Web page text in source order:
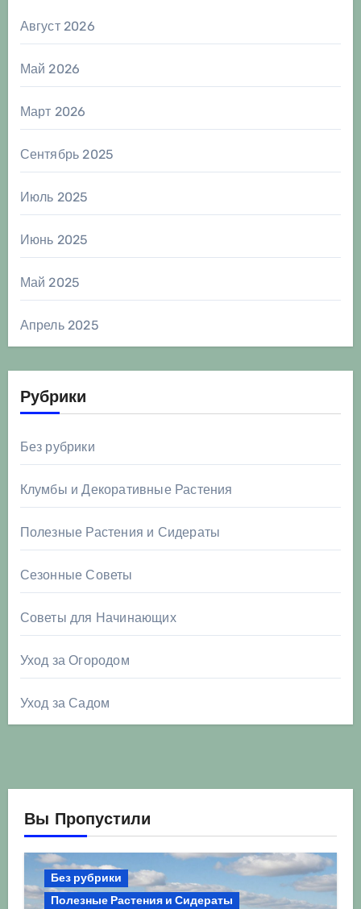
Август 2026
Май 2026
Март 2026
Сентябрь 2025
Июль 2025
Июнь 2025
Май 2025
Апрель 2025
Рубрики
Без рубрики
Клумбы и Декоративные Растения
Полезные Растения и Сидераты
Сезонные Советы
Советы для Начинающих
Уход за Огородом
Уход за Садом
Вы Пропустили
Без рубрики
Полезные Растения и Сидераты